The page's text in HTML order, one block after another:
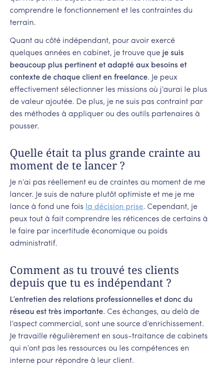
comprendre le fonctionnement et les contraintes du
terrain.
Quant au côté indépendant, pour avoir exercé
quelques années en cabinet, je trouve que je suis
beaucoup plus pertinent et adapté aux besoins et
contexte de chaque client en freelance. Je peux
effectivement sélectionner les missions où j’aurai le plus
de valeur ajoutée. De plus, je ne suis pas contraint par
des méthodes à appliquer ou des outils partenaires à
pousser.
Quelle était ta plus grande crainte au
moment de te lancer ?
Je n’ai pas réellement eu de craintes au moment de me
lancer. Je suis de nature plutôt optimiste et me je me
lance à fond une fois la décision prise. Cependant, je
peux tout à fait comprendre les réticences de certains à
le faire par incertitude économique ou poids
administratif.
Comment as tu trouvé tes clients
depuis que tu es indépendant ?
L’entretien des relations professionnelles et donc du
réseau est très importante. Ces échanges, au delà de
l’aspect commercial, sont une source d’enrichissement.
Je travaille régulièrement en sous-traitance de cabinets
qui n’ont pas les ressources ou les compétences en
interne pour répondre à leur client.